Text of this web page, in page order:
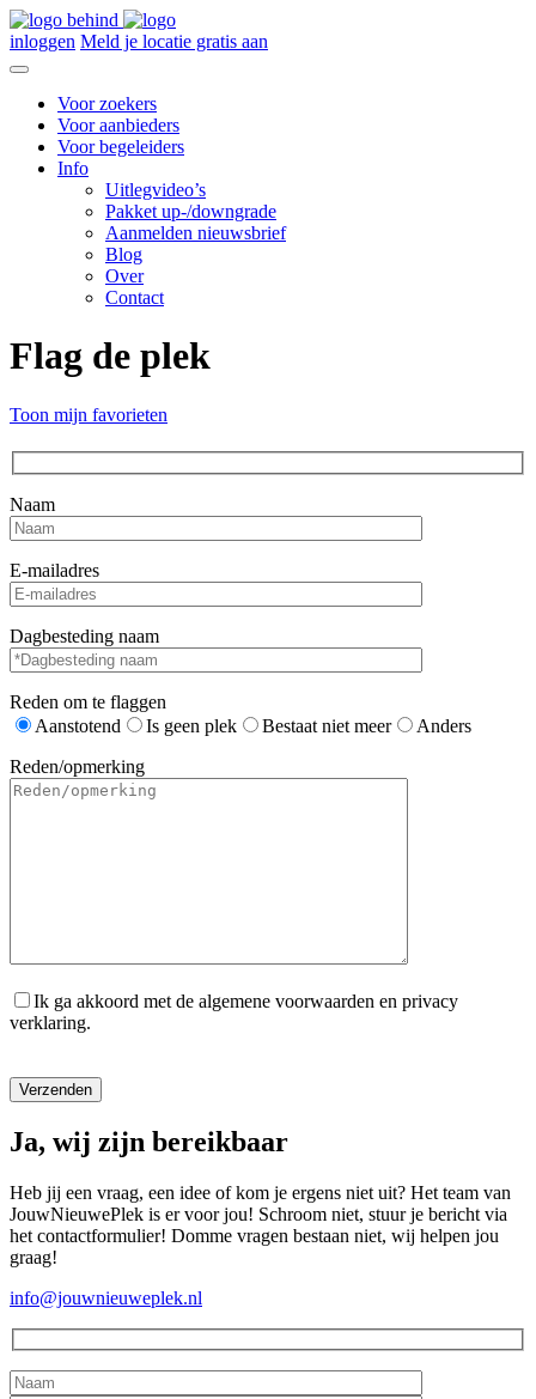
inloggen Meld je locatie gratis aan
Voor zoekers
Voor aanbieders
Voor begeleiders
Info
Uitlegvideo’s
Pakket up-/downgrade
Aanmelden nieuwsbrief
Blog
Over
Contact
Flag de plek
Toon mijn favorieten
Naam
E-mailadres
Dagbesteding naam
Reden om te flaggen
Aanstotend
Is geen plek Bestaat niet meer
Anders
Reden/opmerking
Ik ga akkoord met de algemene voorwaarden en privacy
verklaring.
Ja, wij zijn bereikbaar
Heb jij een vraag, een idee of kom je ergens niet uit? Het team van
JouwNieuwePlek is er voor jou! Schroom niet, stuur je bericht via
het contactformulier! Domme vragen bestaan niet, wij helpen jou
graag!
info@jouwnieuweplek.nl